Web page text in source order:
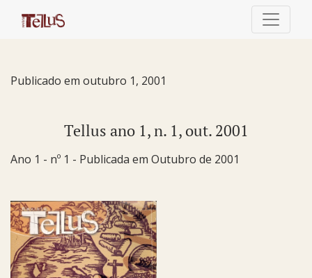
Publicado em outubro 1, 2001
Tellus ano 1, n. 1, out. 2001
Ano 1 - nº 1 - Publicada em Outubro de 2001